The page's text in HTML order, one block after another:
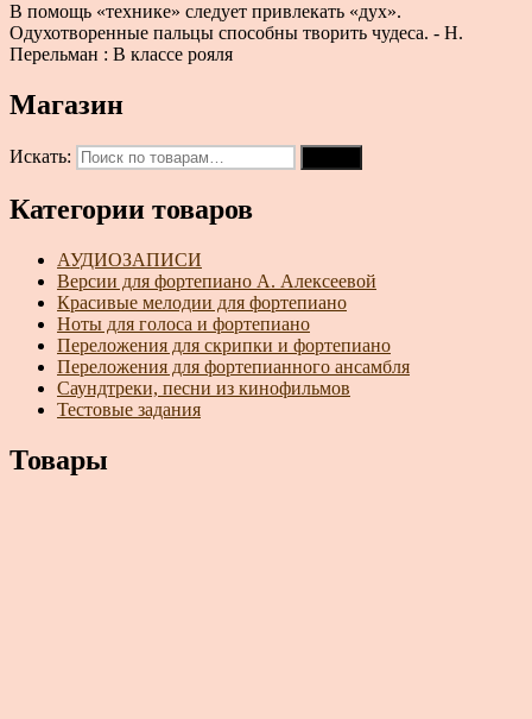
В помощь «технике» следует привлекать «дух».
Одухотворенные пальцы способны творить чудеса. - Н.
Перельман : В классе рояля
Магазин
Искать:
Категории товаров
АУДИОЗАПИСИ
Версии для фортепиано А. Алексеевой
Красивые мелодии для фортепиано
Ноты для голоса и фортепиано
Переложения для скрипки и фортепиано
Переложения для фортепианного ансамбля
Саундтреки, песни из кинофильмов
Тестовые задания
Товары